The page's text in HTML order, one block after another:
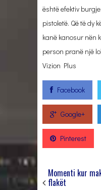
është efektiv
pistoletë. Që të dy
kanë kanosur nën
person pranë një
Vizion Plus
Facebook
Google+
Pinterest
Momenti kur
flakët